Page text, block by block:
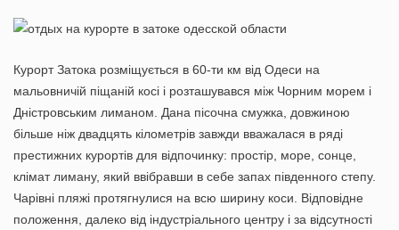
Курорт Затока розміщується в 60-ти км від Одеси на
мальовничій піщаній косі і розташувався між Чорним морем і
Дністровським лиманом. Дана пісочна смужка, довжиною
більше ніж двадцять кілометрів завжди вважалася в ряді
престижних курортів для відпочинку: простір, море, сонце,
клімат лиману, який ввібравши в себе запах південного степу.
Чарівні пляжі протягнулися на всю ширину коси. Відповідне
положення, далеко від індустріального центру і за відсутності